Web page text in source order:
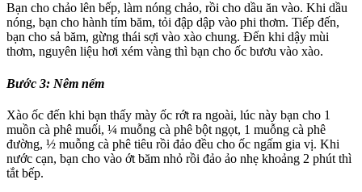
Bạn cho chảo lên bếp, làm nóng chảo, rồi cho dầu ăn vào. Khi dầu
nóng, bạn cho hành tím băm, tỏi đập dập vào phi thơm. Tiếp đến,
bạn cho sả băm, gừng thái sợi vào xào chung. Đến khi dậy mùi
thơm, nguyên liệu hơi xém vàng thì bạn cho ốc bươu vào xào.
Bước 3: Nêm nếm
Xào ốc đến khi bạn thấy mày ốc rớt ra ngoài, lúc này bạn cho 1
muồn cà phê muối, ¼ muỗng cà phê bột ngọt, 1 muỗng cà phê
đường, ½ muỗng cà phê tiêu rồi đảo đều cho ốc ngấm gia vị. Khi
nước cạn, bạn cho vào ớt băm nhỏ rồi đảo ảo nhẹ khoảng 2 phút thì
tắt bếp.